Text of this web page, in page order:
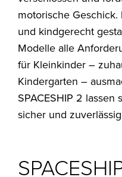
motorische
und kindgerecht
Modelle alle
für Kleinkinder –
Kindergarten –
SPACESHIP 2
sicher und